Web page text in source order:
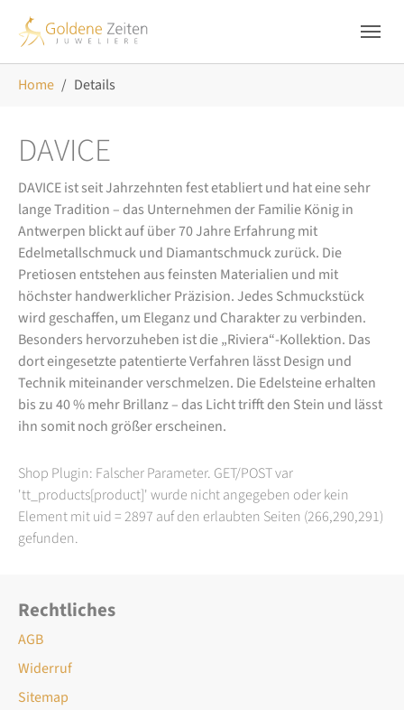
Home Details
DAVICE
DAVICE ist seit Jahrzehnten fest etabliert und hat eine sehr
lange Tradition – das Unternehmen der Familie König in
Antwerpen blickt auf über 70 Jahre Erfahrung mit
Edelmetallschmuck und Diamantschmuck zurück. Die
Pretiosen entstehen aus feinsten Materialien und mit
höchster handwerklicher Präzision. Jedes Schmuckstück
wird geschaffen, um Eleganz und Charakter zu verbinden.
Besonders hervorzuheben ist die „Riviera“-Kollektion. Das
dort eingesetzte patentierte Verfahren lässt Design und
Technik miteinander verschmelzen. Die Edelsteine erhalten
bis zu 40 % mehr Brillanz – das Licht trifft den Stein und lässt
ihn somit noch größer erscheinen.
Shop Plugin: Falscher Parameter. GET/POST var
'tt_products[product]' wurde nicht angegeben oder kein
Element mit uid = 2897 auf den erlaubten Seiten (266,290,291)
gefunden.
Rechtliches
AGB
Widerruf
Sitemap